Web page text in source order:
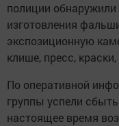
полиции
изготовления
экспозиционную
клише, пресс,
По оперативной
группы успели
настоящее время